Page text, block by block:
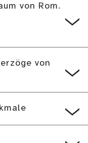
von Rom.
von